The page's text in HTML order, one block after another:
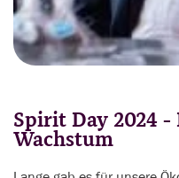
Spirit Day 2024 -
Wachstum